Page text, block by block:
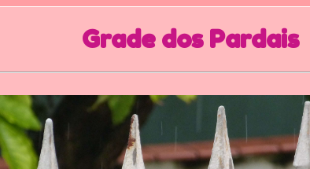
Grade dos Pardais